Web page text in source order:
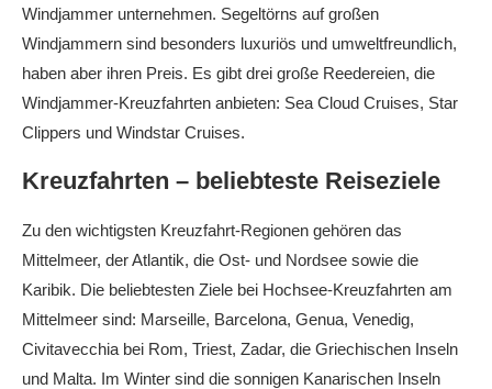
Windjammer unternehmen. Segeltörns auf großen
Windjammern sind besonders luxuriös und umweltfreundlich,
haben aber ihren Preis. Es gibt drei große Reedereien, die
Windjammer-Kreuzfahrten anbieten: Sea Cloud Cruises, Star
Clippers und Windstar Cruises.
Kreuzfahrten – beliebteste Reiseziele
Zu den wichtigsten Kreuzfahrt-Regionen gehören das
Mittelmeer, der Atlantik, die Ost- und Nordsee sowie die
Karibik. Die beliebtesten Ziele bei Hochsee-Kreuzfahrten am
Mittelmeer sind: Marseille, Barcelona, Genua, Venedig,
Civitavecchia bei Rom, Triest, Zadar, die Griechischen Inseln
und Malta. Im Winter sind die sonnigen Kanarischen Inseln